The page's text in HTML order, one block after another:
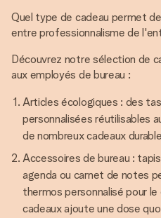
Quel type de cadeau permet
entre professionnalisme de
Découvrez notre sélection de
aux employés de bureau :
Articles écologiques : des
personnalisées réutilisables
de nombreux cadeaux
Accessoires de bureau :
agenda ou carnet de notes
thermos personnalisé pour
cadeaux ajoute une dose